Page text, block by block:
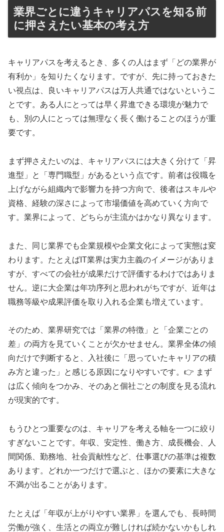
業界ごとに違うキャリアパスを知る前
に押さえたい基本の考え方
キャリアパスを考えるとき、多くの人はまず「どの業界が
有利か」を知りたくなります。ですが、先に持っておきた
い視点は、良いキャリアパスは万人共通ではないというこ
とです。ある人にとっては早く昇進できる環境が魅力で
も、別の人にとっては無理なく長く働けることのほうが重
要です。
まず押さえたいのは、キャリアパスには大きく分けて「昇
進型」と「専門職型」があるという点です。前者は役職を
上げながら組織内で影響力を持つ方向で、後者はスキルや
資格、経験の深さによって市場価値を高めていく方向で
す。業界によって、どちらが主流かはかなり異なります。
また、同じ業界でも企業規模や企業文化によって実態は変
わります。たとえばIT業界は実力主義のイメージがありま
すが、すべての会社が成果だけで評価するわけではありま
せん。逆に大企業は年功序列と思われがちですが、近年は
職務等級や成果評価を取り入れる企業も増えています。
そのため、業界研究では「業界の特徴」と「企業ごとの
差」の両方を見ていくことが欠かせません。業界全体の傾
向だけで判断すると、入社後に「思っていたキャリアの積
み方と違った」と感じる原因になりやすいです。👉 まず
は広く傾向をつかみ、そのあと個社ごとの制度を見る流れ
が現実的です。
もうひとつ重要なのは、キャリアを考える軸を一つに絞り
すぎないことです。年収、安定性、働き方、成長機会、人
間関係、勤務地、社会貢献性など、仕事選びの基準は複数
あります。どれか一つだけで選ぶと、ほかの要素に大きな
不満が出ることがあります。
たとえば「年収が上がりやすい業界」を選んでも、長時間
労働が強く、生活との両立が難しければ続かないかもしれ